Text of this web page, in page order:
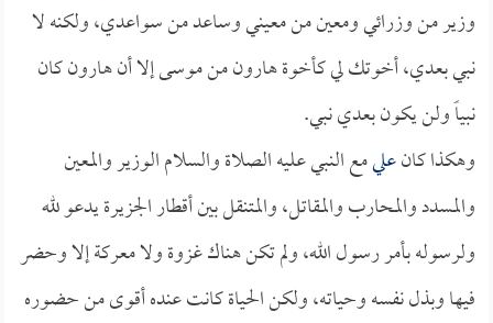
وزير من وزرائي ومعين من معيني وساعد من سواعدي، ولكنه لا
نبي بعدي، أخوتك لي كأخوة هارون من موسى إلا أن هارون كان
نبياً ولن يكون بعدي نبي.
وهكذا كانعليمع النبي عليه الصلاة والسلام الوزير والمعين
والمسدد والمحارب والمقاتل، والمتنقل بين أقطار الجزيرة يدعو لله
ولرسوله بأمر رسول الله، ولم تكن هناك غزوة ولا معركة إلا وحضر
فيها وبذل نفسه وحياته، ولكن الحياة كانت عنده أقوى من حضوره